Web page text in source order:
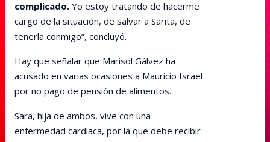
complicado. Yo estoy tratando de hacerme
cargo de la situación, de salvar a Sarita, de
tenerla conmigo”, concluyó.
Hay que señalar que Marisol Gálvez ha
acusado en varias ocasiones a Mauricio Israel
por no pago de pensión de alimentos.
Sara, hija de ambos, vive con una
enfermedad cardiaca, por la que debe recibir